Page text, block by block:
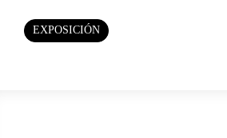
EXPOSICIÓN